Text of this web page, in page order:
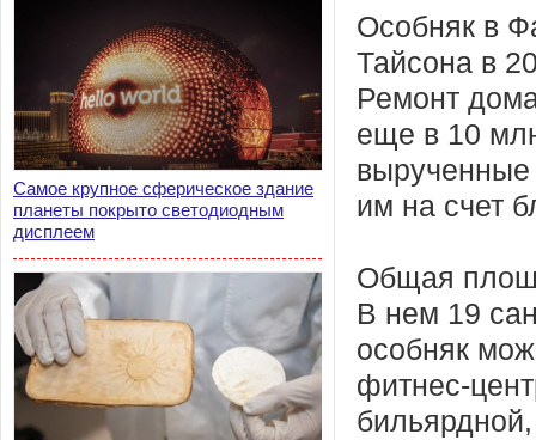
Самое крупное сферическое здание
планеты покрыто светодиодным
дисплеем
Особняк в
Тайсона в
Ремонт
еще в 10
вырученные
им на счет
Общая
В нем 19
особняк
фитнес-